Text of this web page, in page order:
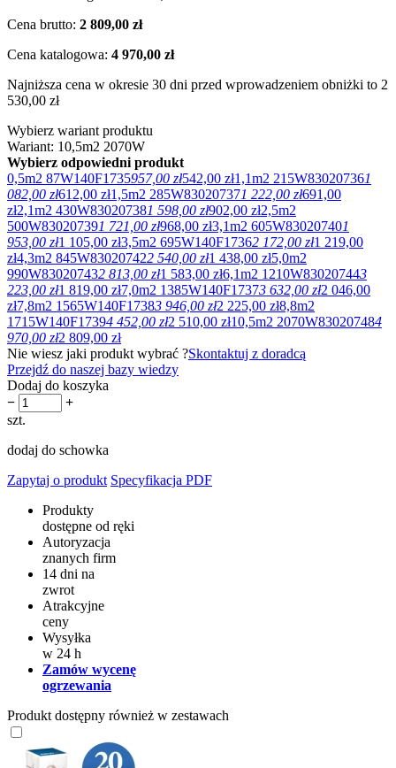
Cena brutto: 2 809,00 zł
Cena katalogowa: 4 970,00 zł
Najniższa cena w okresie 30 dni przed wprowadzeniem obniżki to 2
530,00 zł
Wybierz wariant produktu
Wariant: 10,5m2 2070W
Wybierz odpowiedni produkt
0,5m2 87W140F1735957,00 zł542,00 zł1,1m2 215W830207361
082,00 zł612,00 zł1,5m2 285W830207371 222,00 zł691,00
zł2,1m2 430W830207381 598,00 zł902,00 zł2,5m2
500W830207391 721,00 zł968,00 zł3,1m2 605W830207401
953,00 zł1 105,00 zł3,5m2 695W140F17362 172,00 zł1 219,00
zł4,3m2 845W830207422 540,00 zł1 438,00 zł5,0m2
990W830207432 813,00 zł1 583,00 zł6,1m2 1210W830207443
223,00 zł1 819,00 zł7,0m2 1385W140F17373 632,00 zł2 046,00
zł7,8m2 1565W140F17383 946,00 zł2 225,00 zł8,8m2
1715W140F17394 452,00 zł2 510,00 zł10,5m2 2070W830207484
970,00 zł2 809,00 zł
Nie wiesz jaki produkt wybrać ?Skontaktuj z doradcą
Przejdź do naszej bazy wiedzy
Dodaj do koszyka
−
+
szt.
dodaj do schowka
Zapytaj o produkt Specyfikacja PDF
Produkty
dostępne od ręki
Autoryzacja
znanych firm
14 dni na
zwrot
Atrakcyjne
ceny
Wysyłka
w 24 h
Zamów wycenę
ogrzewania
Produkt dostępny również w zestawach